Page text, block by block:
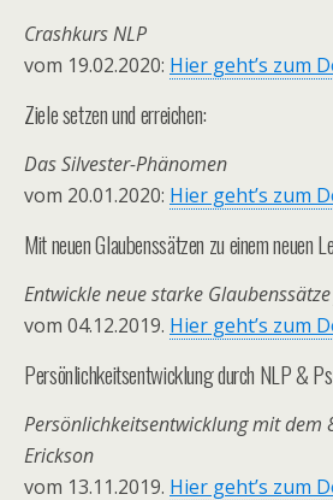
Crashkurs NLP
vom 19.02.2020: Hier geht’s zum
Ziele setzen und erreichen:
Das Silvester-Phänomen
vom 20.01.2020: Hier geht’s zum
Mit neuen Glaubenssätzen zu einem neuen
Entwickle neue starke
vom 04.12.2019. Hier geht’s zum
Persönlichkeitsentwicklung durch NLP &
Persönlichkeitsentwicklung mit dem
Erickson
vom 13.11.2019. Hier geht’s zum